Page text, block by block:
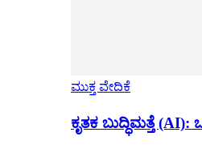
ಮುಕ್ತ ವೇದಿಕೆ
ಕೃತಕ ಬುದ್ಧಿಮತ್ತೆ